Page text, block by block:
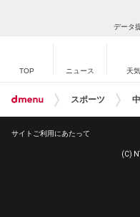
データ
TOP ニュース 天気
スポーツ
サイトご利用にあたって
(C)